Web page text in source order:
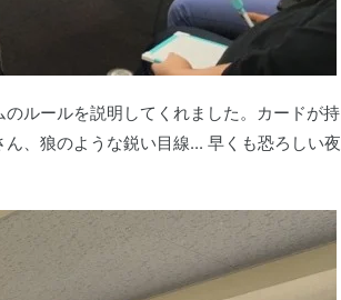
ルールを説明してくれました。カードが持
、狼のような鋭い目線... 早くも恐ろしい夜